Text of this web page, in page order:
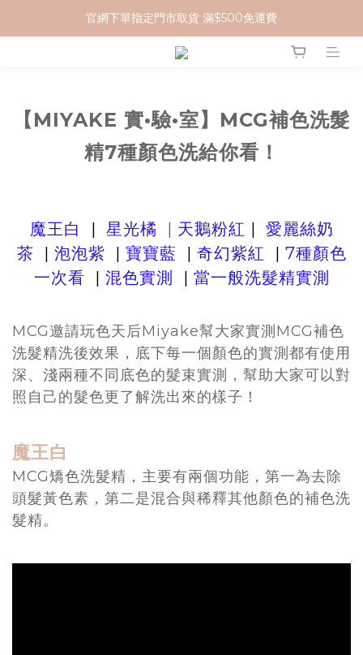
加入 MCG 會員｜即贈 $100 購物金
官網下單指定門市取貨 滿$500免運費
加入 MCG 會員｜即贈 $100 購物金
【MIYAKE 實•驗•室】MCG補色洗髮
精7種顏色洗給你看！
魔王白 | 星光橘 | 天鵝粉紅 | 愛麗絲奶
茶
| 泡泡紫 | 寶寶藍 | 奇幻紫紅 | 7種顏色
一次看
| 混色實測 | 當一般洗髮精實測
MCG邀請玩色天后Miyake幫大家實測MCG補色
洗髮精洗後效果， 底下每一個顏色的實測都有使用
深、淺兩種不同底色的髮束實測，幫助大家可以對
照自己的髮色更了解洗出來的樣子！
魔王白
MCG矯色洗髮精，主要有兩個功能，第一為去除
頭髮黃色素，第二是混合與稀釋其他顏色的補色洗
髮精。